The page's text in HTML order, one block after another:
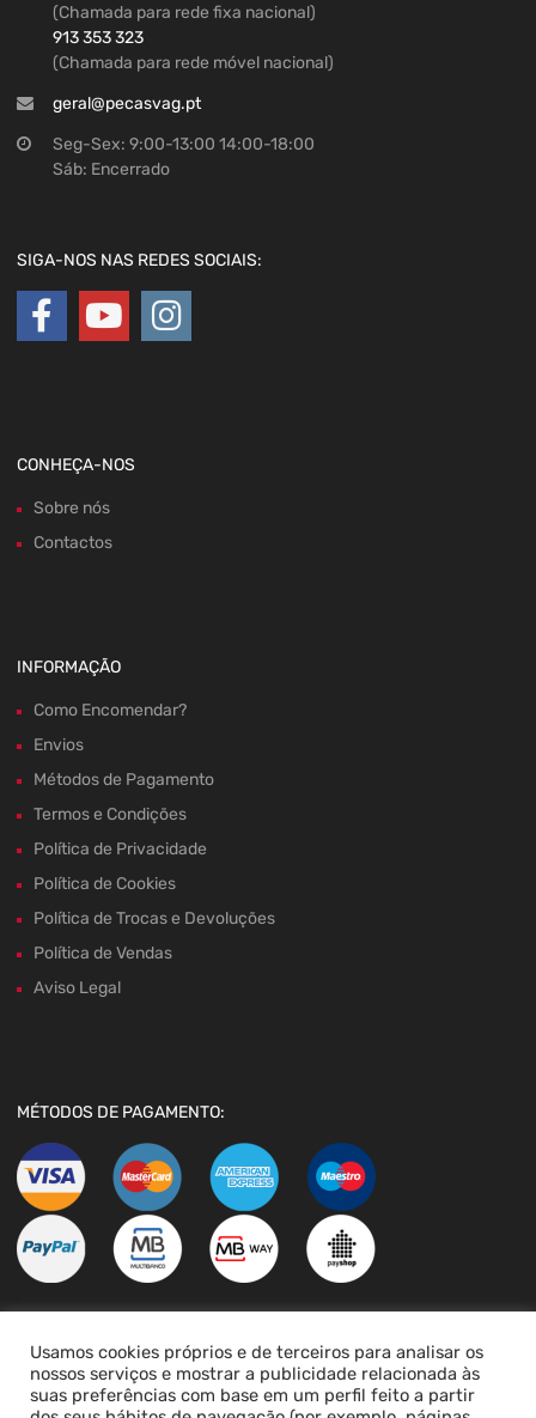
(Chamada para rede fixa nacional)
913 353 323
(Chamada para rede móvel nacional)
geral@pecasvag.pt
Seg-Sex: 9:00-13:00 14:00-18:00
Sáb: Encerrado
SIGA-NOS NAS REDES SOCIAIS:
CONHEÇA-NOS
Sobre nós
Contactos
INFORMAÇÃO
Como Encomendar?
Envios
Métodos de Pagamento
Termos e Condições
Política de Privacidade
Política de Cookies
Política de Trocas e Devoluções
Política de Vendas
Aviso Legal
MÉTODOS DE PAGAMENTO:
LIVRO DE RECLAMAÇÕES
Usamos cookies próprios e de terceiros para analisar os
nossos serviços e mostrar a publicidade relacionada às
suas preferências com base em um perfil feito a partir